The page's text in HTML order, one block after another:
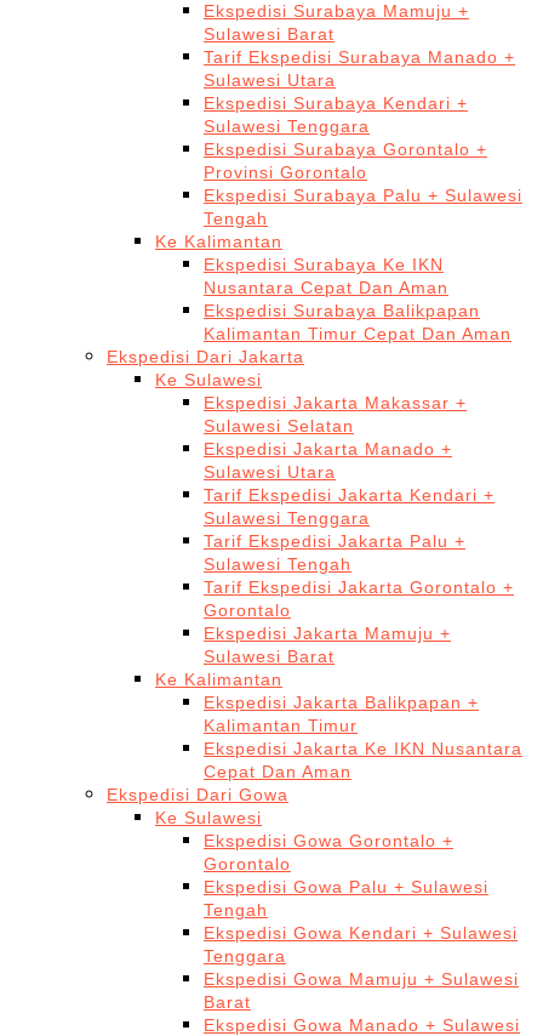
Ekspedisi Surabaya Mamuju +
Sulawesi Barat
Tarif Ekspedisi Surabaya Manado +
Sulawesi Utara
Ekspedisi Surabaya Kendari +
Sulawesi Tenggara
Ekspedisi Surabaya Gorontalo +
Provinsi Gorontalo
Ekspedisi Surabaya Palu + Sulawesi
Tengah
Ke Kalimantan
Ekspedisi Surabaya Ke IKN
Nusantara Cepat Dan Aman
Ekspedisi Surabaya Balikpapan
Kalimantan Timur Cepat Dan Aman
Ekspedisi Dari Jakarta
Ke Sulawesi
Ekspedisi Jakarta Makassar +
Sulawesi Selatan
Ekspedisi Jakarta Manado +
Sulawesi Utara
Tarif Ekspedisi Jakarta Kendari +
Sulawesi Tenggara
Tarif Ekspedisi Jakarta Palu +
Sulawesi Tengah
Tarif Ekspedisi Jakarta Gorontalo +
Gorontalo
Ekspedisi Jakarta Mamuju +
Sulawesi Barat
Ke Kalimantan
Ekspedisi Jakarta Balikpapan +
Kalimantan Timur
Ekspedisi Jakarta Ke IKN Nusantara
Cepat Dan Aman
Ekspedisi Dari Gowa
Ke Sulawesi
Ekspedisi Gowa Gorontalo +
Gorontalo
Ekspedisi Gowa Palu + Sulawesi
Tengah
Ekspedisi Gowa Kendari + Sulawesi
Tenggara
Ekspedisi Gowa Mamuju + Sulawesi
Barat
Ekspedisi Gowa Manado + Sulawesi